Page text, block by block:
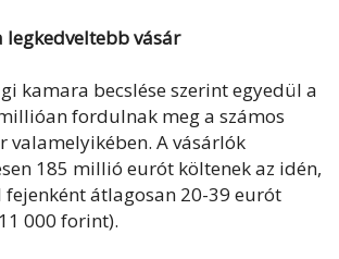
legkedveltebb vásár
kamara becslése szerint egyedül a
fordulnak meg a számos
valamelyikében. A vásárlók
185 millió eurót költenek az idén,
átlagosan 20-39 eurót
000 forint).